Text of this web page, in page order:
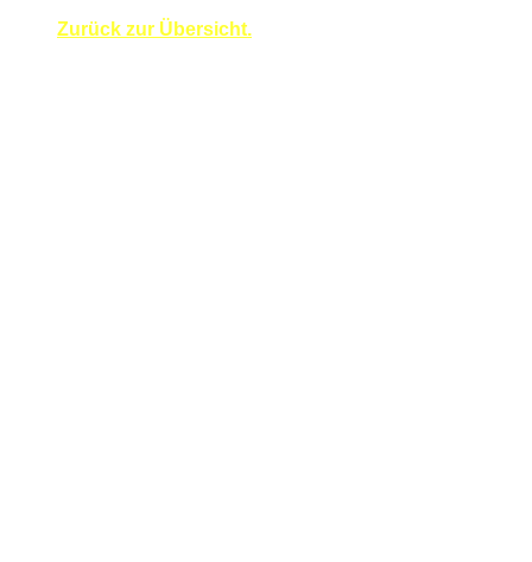
Zurück zur Übersicht.